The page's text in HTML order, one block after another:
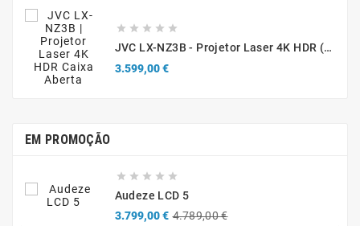
    
JVC LX-NZ3B - Projetor Laser 4K HDR (Caixa Aberta / Demonstração)
3.599,00 €Precio
EM PROMOÇÃO
    
Audeze LCD 5
3.799,00 € 4.789,00 €